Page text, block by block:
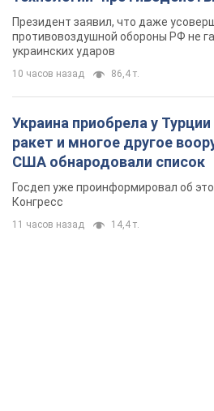
Президент заявил, что даже
противовоздушной обороны РФ не
украинских ударов
10 часов назад 86,4 т.
Украина приобрела у
ракет и многое другое
США обнародовали список
Госдеп уже проинформировал об
Конгресс
11 часов назад 14,4 т.